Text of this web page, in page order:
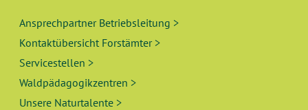
Ansprechpartner Betriebsleitung >
Kontaktübersicht Forstämter >
Servicestellen >
Waldpädagogikzentren >
Unsere Naturtalente >